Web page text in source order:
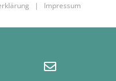
| Impressum